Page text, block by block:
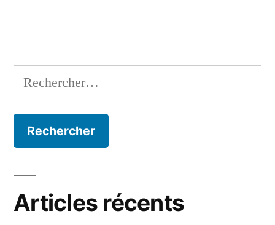
Rechercher :
Articles récents